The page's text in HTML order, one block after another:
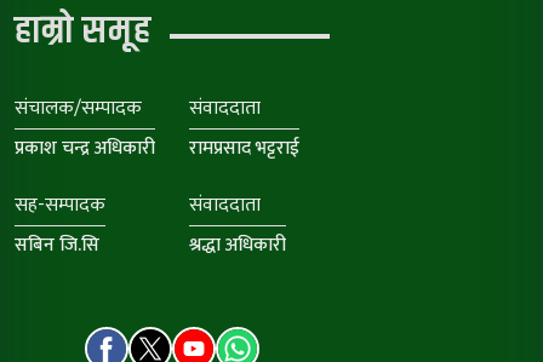
हाम्रो समूह
संचालक/सम्पादक
प्रकाश चन्द्र अधिकारी
संवाददाता
रामप्रसाद भट्टराई
सह-सम्पादक
सबिन जि.सि
संवाददाता
श्रद्धा अधिकारी